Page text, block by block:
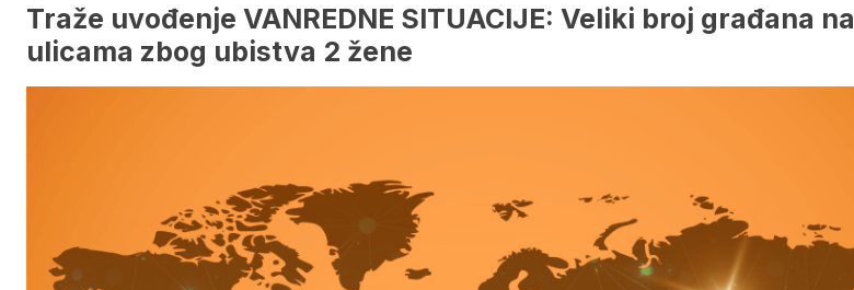
Traže uvođenje VANREDNE SITUACIJE: Veliki broj građana na
ulicama zbog ubistva 2 žene